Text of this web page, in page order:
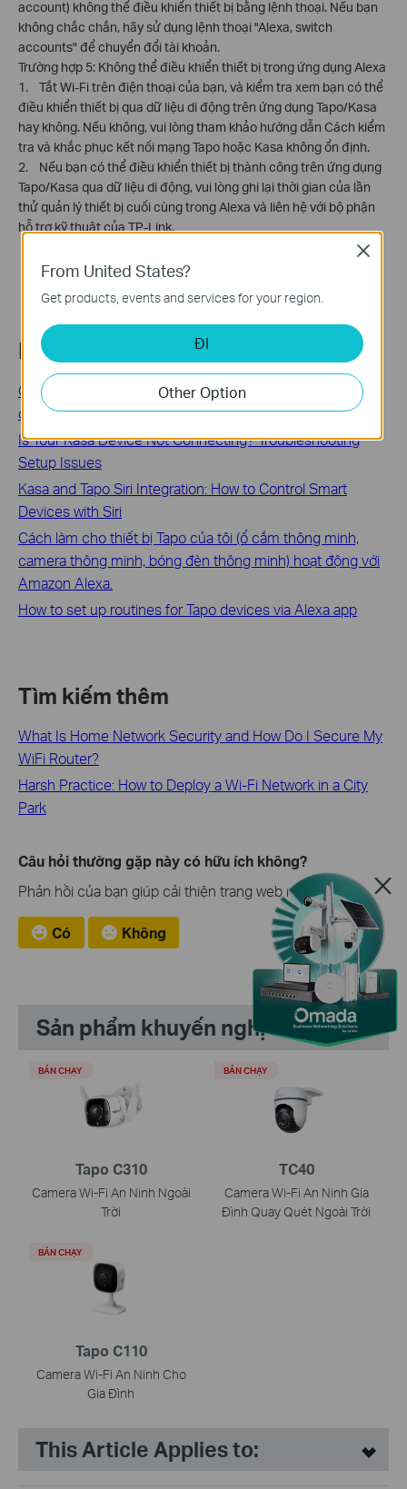
account) không thể điều khiển thiết bị bằng lệnh thoại. Nếu bạn
không chắc chắn, hãy sử dụng lệnh thoại "Alexa, switch
accounts" để chuyển đổi tài khoản.
Trường hợp 5: Không thể điều khiển thiết bị trong ứng dụng Alexa
1. Tắt Wi-Fi trên điện thoại của bạn, và kiểm tra xem bạn có thể
điều khiển thiết bị qua dữ liệu di động trên ứng dụng Tapo/Kasa
hay không. Nếu không, vui lòng tham khảo hướng dẫn Cách kiểm
tra và khắc phục kết nối mạng Tapo hoặc Kasa không ổn định.
2. Nếu bạn có thể điều khiển thiết bị thành công trên ứng dụng
Tapo/Kasa qua dữ liệu di động, vui lòng ghi lại thời gian của lần
thử quản lý thiết bị cuối cùng trong Alexa và liên hệ với bộ phận
hỗ trợ kỹ thuật của TP-Link.
Related FAQs
Cannot use the Tapo/Kasa app to control my smart
devices
Is Your Kasa Device Not Connecting? Troubleshooting
Setup Issues
Kasa and Tapo Siri Integration: How to Control Smart
Devices with Siri
Cách làm cho thiết bị Tapo của tôi (ổ cắm thông minh,
camera thông minh, bóng đèn thông minh) hoạt động với
Amazon Alexa.
How to set up routines for Tapo devices via Alexa app
Tìm kiếm thêm
What Is Home Network Security and How Do I Secure My
WiFi Router?
Harsh Practice: How to Deploy a Wi-Fi Network in a City
Park
Câu hỏi thường gặp này có hữu ích không?
Phản hồi của bạn giúp cải thiện trang web này.
Có Không
Sản phẩm khuyến nghị
Tapo C310
Camera Wi-Fi An Ninh Ngoài
Trời
BÁN CHẠY
TC40
Camera Wi-Fi An Ninh Gia
Đình Quay Quét Ngoài Trời
BÁN CHẠY
Tapo C110
Camera Wi-Fi An Ninh Cho
Gia Đình
BÁN CHẠY
This Article Applies to:
From United States?
Get products, events and services for your region.
ĐI
Other Option
Close